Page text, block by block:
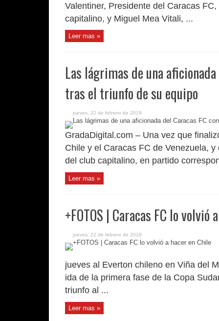
Valentiner, Presidente del Caracas
capitalino, y Miguel Mea Vitali, ...
Leer mas »
Las lágrimas de una
tras el triunfo de su equipo
jueves, 22 de febrero de 2018
GradaDigital.com – Una vez que
Chile y el Caracas FC de Venezuela,
del club capitalino, en partido
Leer mas »
+FOTOS | Caracas FC lo volvió
jueves, 22 de febrero de 2018
jueves al Everton chileno en Viña del
ida de la primera fase de la Copa
triunfo al ...
Leer mas »